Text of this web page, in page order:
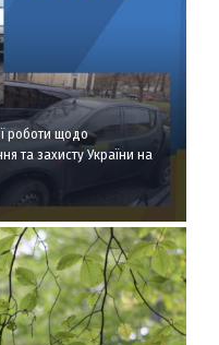
роботи щодо
та захисту України на